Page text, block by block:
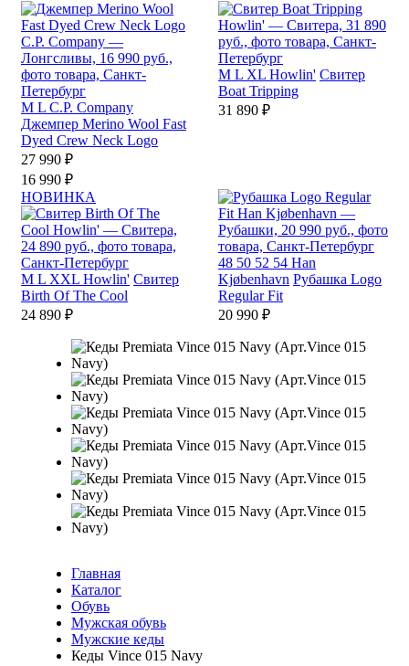
M L C.P. Company
Джемпер Merino Wool Fast
Dyed Crew Neck Logo
27 990 ₽
16 990 ₽
M L XL Howlin' Свитер
Boat Tripping
31 890 ₽
НОВИНКА
M L XXL Howlin' Свитер
Birth Of The Cool
24 890 ₽
48 50 52 54 Han
Kjøbenhavn Рубашка Logo
Regular Fit
20 990 ₽
Главная
Каталог
Обувь
Мужская обувь
Мужские кеды
Кеды Vince 015 Navy